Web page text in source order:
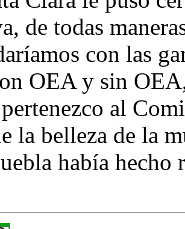
de todas
con las
OEA y sin
al
la belleza de la
había